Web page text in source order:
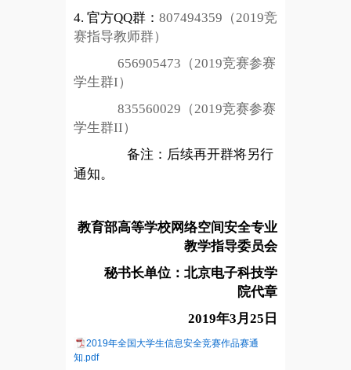
4. 官方QQ群： 807494359 （2019竞
赛指导教师群）
656905473 （2019竞赛参赛
学生群I）
835560029 （2019竞赛参赛
学生群II）
备注：后续再开群将另行
通知。
教育部高等学校网络空间安全专业
教学指导委员会
秘书长单位：北京电子科技学
院代章
2019年3月25日
2019年全国大学生信息安全竞赛作品赛通
知.pdf